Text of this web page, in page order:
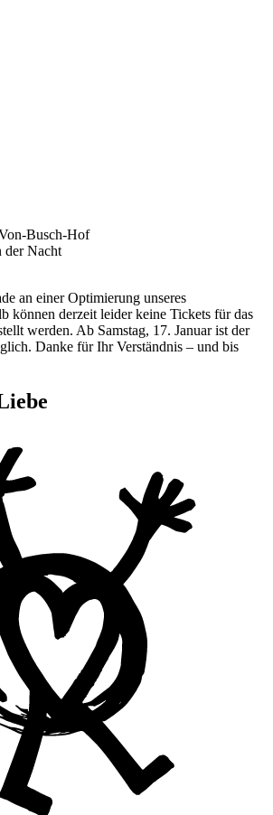
Busch-Hof
der Nacht
an einer Optimierung unseres
können derzeit leider keine Tickets für das
werden. Ab Samstag, 17. Januar ist der
Danke für Ihr Verständnis – und bis